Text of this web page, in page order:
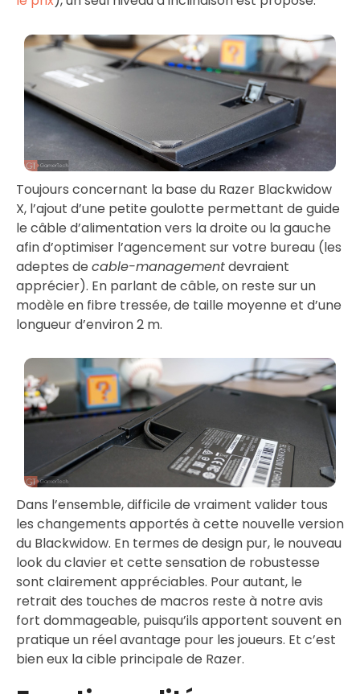
Toujours concernant la base du Razer Blackwidow
X, l’ajout d’une petite goulotte permettant de guide
le câble d’alimentation vers la droite ou la gauche
afin d’optimiser l’agencement sur votre bureau (les
adeptes de cable-managementdevraient
apprécier). En parlant de câble, on reste sur un
modèle en fibre tressée, de taille moyenne et d’une
longueur d’environ 2 m.
Dans l’ensemble, difficile de vraiment valider tous
les changements apportés à cette nouvelle version
du Blackwidow. En termes de design pur, le nouveau
look du clavier et cette sensation de robustesse
sont clairement appréciables. Pour autant, le
retrait des touches de macros reste à notre avis
fort dommageable, puisqu’ils apportent souvent en
pratique un réel avantage pour les joueurs. Et c’est
bien eux la cible principale de Razer.